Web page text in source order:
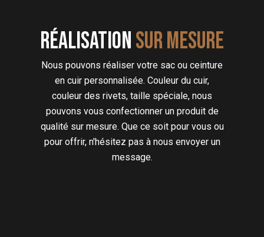
Réalisationsur mesure
Nous pouvons réaliser votre sac ou ceinture
en cuir personnalisée. Couleur du cuir,
couleur des rivets, taille spéciale, nous
pouvons vous confectionner un produit de
qualité sur mesure. Que ce soit pour vous ou
pour offrir, n'hésitez pas à nous envoyer un
message.